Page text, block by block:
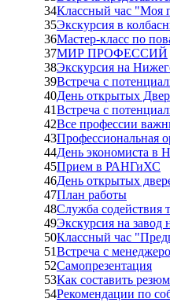
34Классный час "Моя
35Экскурсия в
36Мастер-класс по
37МИР ПРОФЕССИЙ
38Экскурсия на
39Встреча с
40День открытых
41Встреча с
42Все профессии
43Профессиональная
44День экономиста
45Прием в РАНГиХС
46День открытых
47План работы
48Служба содействия
49Экскурсия на завод
50Классный час
51Встреча с
52Самопрезентация
53Как составить
54Рекомендации по